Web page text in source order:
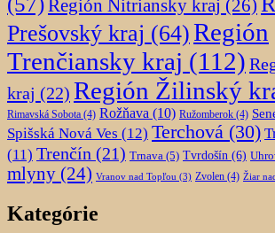
Región Nitriansky kraj (26)
Prešovský kraj (64)Región
Trenčiansky kraj (112)
kraj (22) Región Žilinský
Rimavská Sobota (4) Rožňava (10) Ružomberok (4)
Spišská Nová Ves (12) Terchová (30)
(11) Trenčín (21) Trnava (5) Tvrdošín (6)
mlyny (24) Vranov nad Topľou (3) Zvolen (4) Žiar
Kategórie